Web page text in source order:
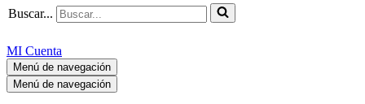
Buscar...
MI Cuenta
Menú de navegación
Menú de navegación